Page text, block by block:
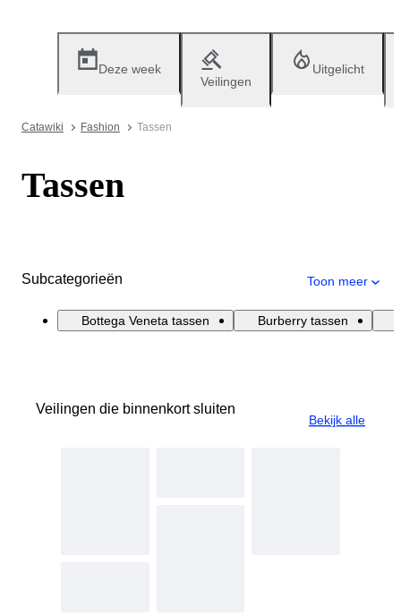
Deze week
Veilingen
Uitgelicht
Catawiki Fashion Tassen
Tassen
Subcategorieën Toon meer
Bottega Veneta tassen Burberry tassen
Veilingen die binnenkort sluiten
Bekijk alle